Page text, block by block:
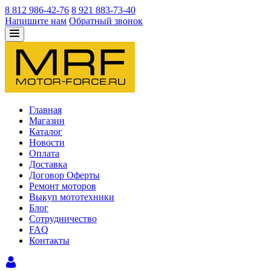
8 812 986-42-76 8 921 883-73-40
Напишите нам Обратный звонок
Главная
Магазин
Каталог
Новости
Оплата
Доставка
Договор Оферты
Ремонт моторов
Выкуп мототехники
Блог
Сотрудничество
FAQ
Контакты